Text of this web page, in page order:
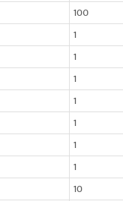
100
1
1
1
1
1
1
1
10